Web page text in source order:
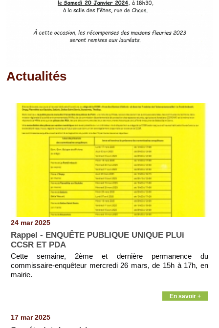
Actualités
24 mar 2025
Rappel - ENQUÊTE PUBLIQUE UNIQUE PLUi
CCSR ET PDA
Cette semaine, 2ème et dernière permanence du
commissaire-enquêteur mercredi 26 mars, de 15h à 17h, en
mairie.
En savoir +
17 mar 2025
Pages